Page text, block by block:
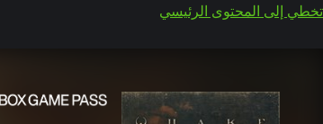
تخطي إلى المحتوى الرئيسي